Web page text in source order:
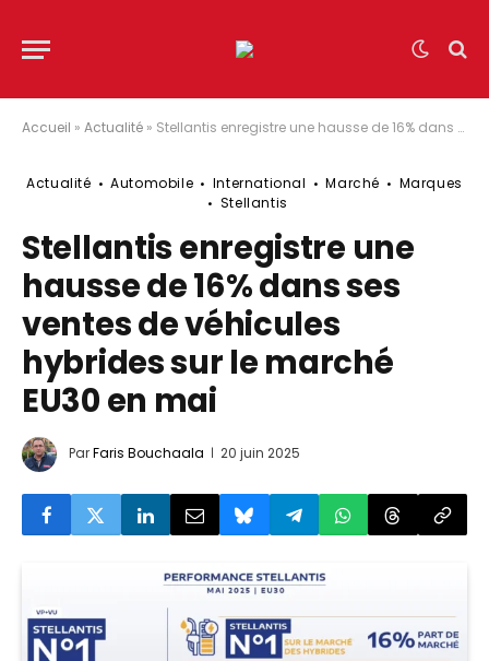
Accueil » Actualité » Stellantis enregistre une hausse de 16% dans ses ventes de véhicules hybrides sur le marché EU30 en mai
Actualité Automobile International Marché
Marques
Stellantis
Stellantis enregistre une
hausse de 16% dans ses
ventes de véhicules
hybrides sur le marché
EU30 en mai
ParFaris Bouchaala 20 juin 2025